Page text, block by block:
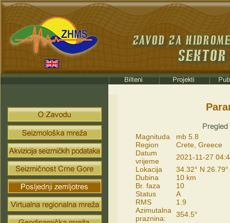
Magnituda
mb 5.8
Region
Crete, Greece
Datum
vrijeme
2021-11-27
Lokacija
34.32° N 26.79°
Dubina
10 km
Br. faza
10
Status
A
RMS
1.9
Azimutalna
praznina:
354.5°